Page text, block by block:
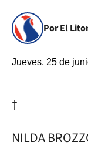
Por El
Jueves, 25 de
†
NILDA